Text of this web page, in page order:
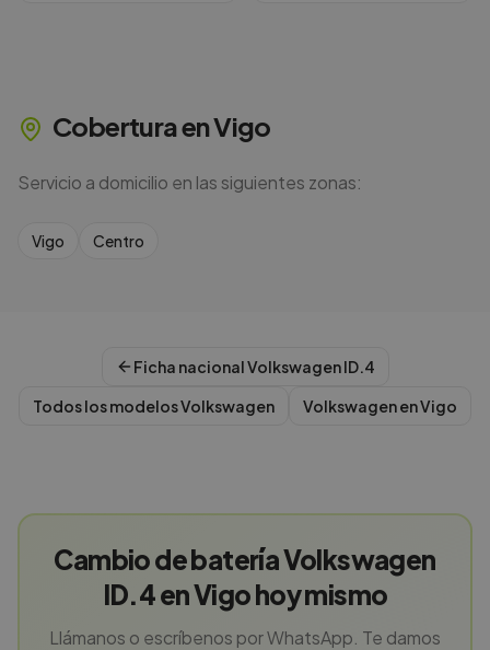
Cobertura enVigo
Servicio a domicilio en las siguientes zonas:
Vigo Centro
Ficha nacionalVolkswagenID.4
Todos los modelosVolkswagen VolkswagenenVigo
Cambio de batería Volkswagen
ID.4 en Vigo hoy mismo
Llámanos o escríbenos por WhatsApp. Te damos